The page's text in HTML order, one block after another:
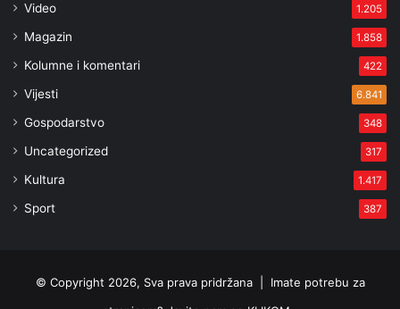
Video 1.205
Magazin 1.858
Kolumne i komentari 422
Vijesti 6.841
Gospodarstvo 348
Uncategorized 317
Kultura 1.417
Sport 387
© Copyright 2026, Sva prava pridržana | Imate potrebu za